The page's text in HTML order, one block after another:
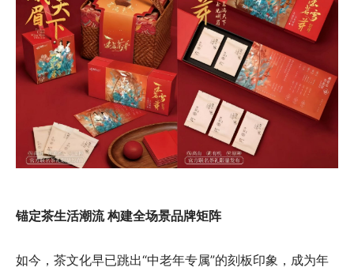
锚定茶生活潮流 构建全场景品牌矩阵
如今，茶文化早已跳出“中老年专属”的刻板印象，成为年